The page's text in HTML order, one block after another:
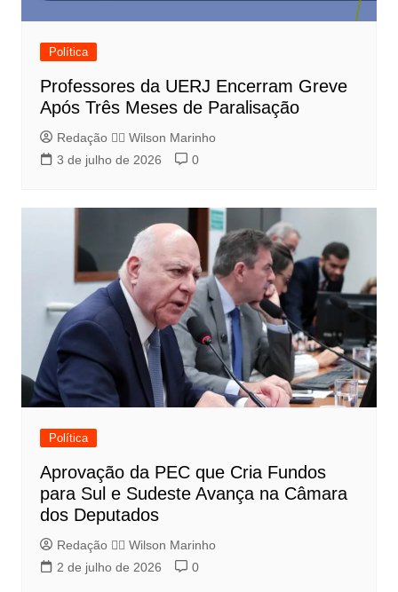
Política
Professores da UERJ Encerram Greve
Após Três Meses de Paralisação
Redação 👨‍⚖️​ Wilson Marinho
3 de julho de 2026
0
Política
Aprovação da PEC que Cria Fundos
para Sul e Sudeste Avança na Câmara
dos Deputados
Redação 👨‍⚖️​ Wilson Marinho
2 de julho de 2026
0